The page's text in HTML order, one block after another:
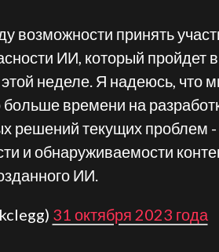
возможности принять
ИИ, который пройдет в
неделе. Я надеюсь, что
времени на
решений текущих проблем -
и обнаруживаемости
ИИ.
31 октября 2023 года